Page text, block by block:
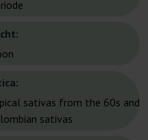
sativas from the 60s and
sativas